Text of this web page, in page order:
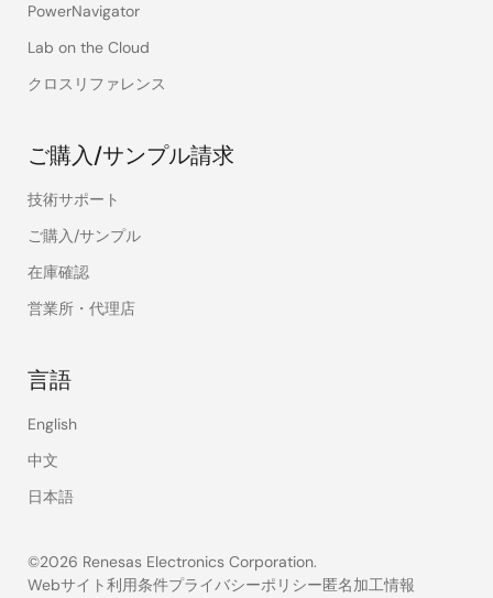
PowerNavigator
Lab on the Cloud
クロスリファレンス
ご購入/サンプル請求
技術サポート
ご購入/サンプル
在庫確認
営業所・代理店
言語
English
中文
日本語
©2026 Renesas Electronics Corporation.
Webサイト利用条件プライバシーポリシー匿名加工情報